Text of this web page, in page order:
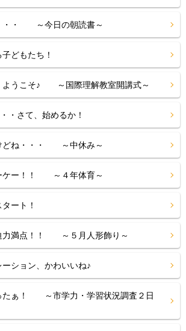
・・ ～今日の朝読書～
どもたち！
ようこそ♪ ～国際理解教室開講式～
・さて、始めるか！
どね・・・ ～中休み～
ー！！ ～４年体育～
ート！
満点！！ ～５月人形飾り～
ション、かわいいね♪
たぁ！ ～市学力・学習状況調査２日